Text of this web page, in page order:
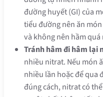
đường huyết (GI) của
tiểu đường nên ăn
và không nên hầm quá
Tránh hâm đi hâm lại
nhiều nitrat. Nếu món
nhiều lần hoặc để qua
đúng cách, nitrat có